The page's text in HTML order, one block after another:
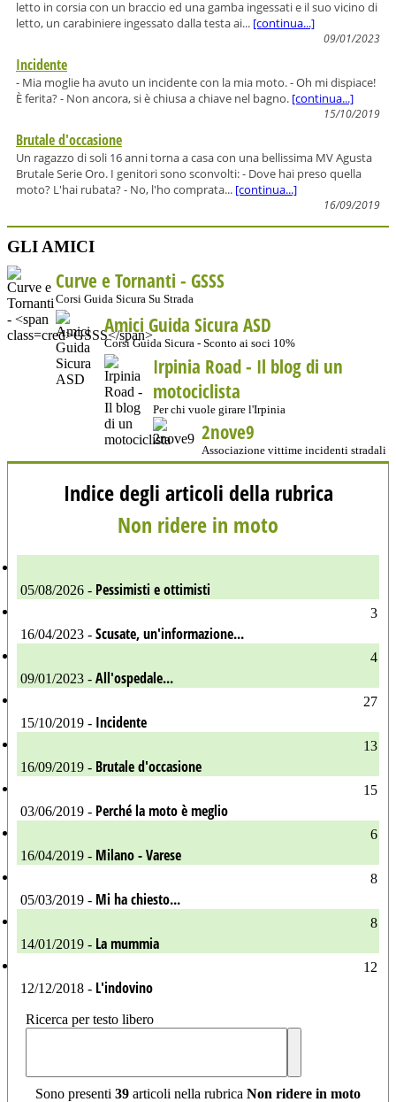
letto in corsia con un braccio ed una gamba ingessati e il suo vicino di
letto, un carabiniere ingessato dalla testa ai... [continua...]
09/01/2023
Incidente
- Mia moglie ha avuto un incidente con la mia moto. - Oh mi dispiace!
È ferita? - Non ancora, si è chiusa a chiave nel bagno. [continua...]
15/10/2019
Brutale d'occasione
Un ragazzo di soli 16 anni torna a casa con una bellissima MV Agusta
Brutale Serie Oro. I genitori sono sconvolti: - Dove hai preso quella
moto? L'hai rubata? - No, l'ho comprata... [continua...]
16/09/2019
GLI AMICI
Curve e Tornanti - GSSS
Corsi Guida Sicura Su Strada
Amici Guida Sicura ASD
Corsi Guida Sicura - Sconto ai soci 10%
Irpinia Road - Il blog di un
motociclista
Per chi vuole girare l'Irpinia
2nove9
Associazione vittime incidenti stradali
Indice degli articoli della rubrica
Non ridere in moto
05/08/2026 - Pessimisti e ottimisti
3
16/04/2023 - Scusate, un'informazione...
4
09/01/2023 - All'ospedale...
27
15/10/2019 - Incidente
13
16/09/2019 - Brutale d'occasione
15
03/06/2019 - Perché la moto è meglio
6
16/04/2019 - Milano - Varese
8
05/03/2019 - Mi ha chiesto...
8
14/01/2019 - La mummia
12
12/12/2018 - L'indovino
Ricerca per testo libero
Sono presenti 39 articoli nella rubrica Non ridere in moto